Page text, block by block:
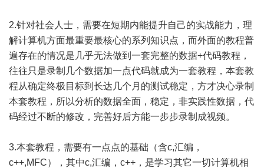
2.针对社会人士，需要在短期内能提升自己的实战能力，理
解计算机方面最重要最核心的系列知识点，而外面的教程普
遍存在的情况是几乎无法做到一套完整的数据+代码教程，
往往只是录制几个数据加一点代码就成为一套教程，本套教
程从确定终极目标到长达几个月的测试稳定，方才决心录制
本套教程，所以分析的数据全面，稳定，非实践性数据，代
码经过不断的修改，完善好后方能一步步录制成视频。
3.本套教程，需要有一点点的基础（含c,汇编，
c++,MFC），其中c,汇编，c++，是学习其它一切计算机相